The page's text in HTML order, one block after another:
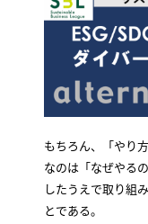
もちろん、「やり
なのは「なぜやる
したうえで取り組
とである。